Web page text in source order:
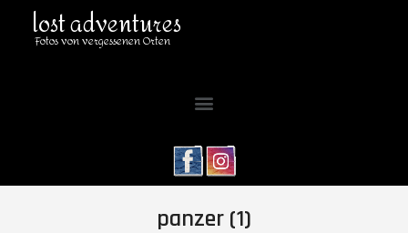
lost adventures
Fotos von vergessenen Orten
panzer (1)